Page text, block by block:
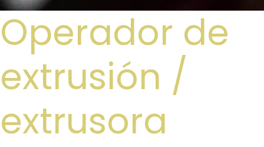
Operador de
extrusión /
extrusora